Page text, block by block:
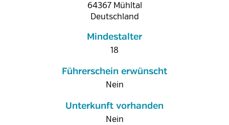
64367 Mühltal
Deutschland
Mindestalter
18
Führerschein erwünscht
Nein
Unterkunft vorhanden
Nein